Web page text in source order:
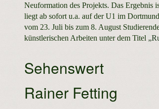
Neuformation des Projekts. Das Ergebnis
liegt ab sofort u.a. auf der U1 im
vom 23. Juli bis zum 8. August
künstlerischen Arbeiten unter dem Titel
Sehenswert
Rainer Fetting